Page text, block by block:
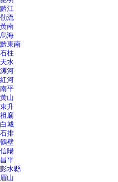
黔江
勒流
黃南
烏海
黔東南
石柱
天水
漯河
紅河
南平
黃山
東升
祖廟
白城
石排
鶴壁
信陽
昌平
彭水縣
眉山